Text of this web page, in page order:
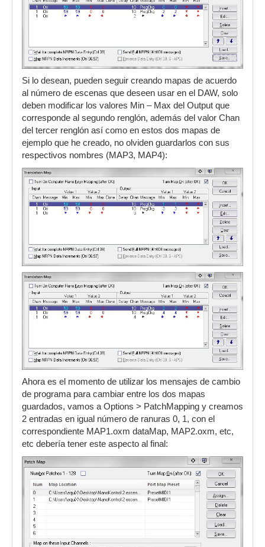
Si lo desean, pueden seguir creando mapas de acuerdo
al número de escenas que deseen usar en el DAW, solo
deben modificar los valores Min – Max del Output que
corresponde al segundo renglón, además del valor Chan
del tercer renglón así como en estos dos mapas de
ejemplo que he creado, no olviden guardarlos con sus
respectivos nombres (MAP3, MAP4):
Ahora es el momento de utilizar los mensajes de cambio
de programa para cambiar entre los dos mapas
guardados, vamos a Options > PatchMapping y creamos
2 entradas en igual número de ranuras 0, 1, con el
correspondiente MAP1.oxm dataMap, MAP2.oxm, etc,
etc debería tener este aspecto al final: